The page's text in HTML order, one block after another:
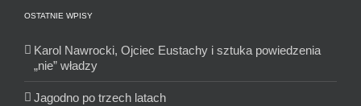
OSTATNIE WPISY
Karol Nawrocki, Ojciec Eustachy i sztuka powiedzenia
„nie” władzy
Jagodno po trzech latach